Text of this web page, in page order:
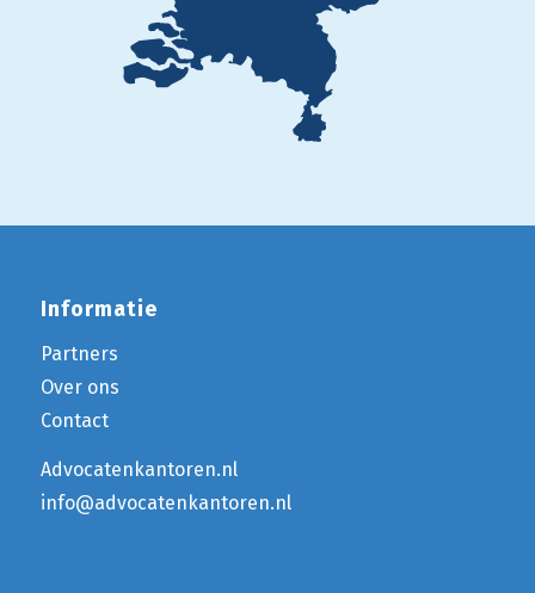
Informatie
Partners
Over ons
Contact
Advocatenkantoren.nl
info@advocatenkantoren.nl